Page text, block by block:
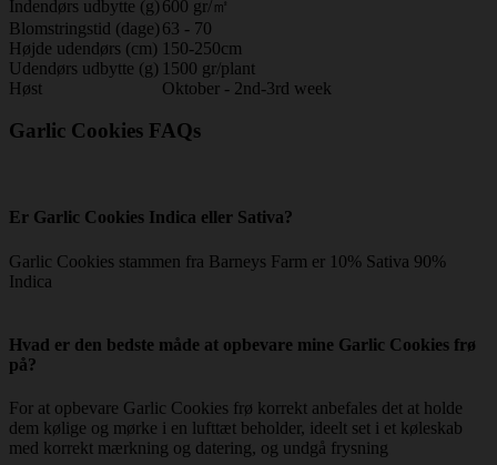
Indendørs udbytte (g) 600 gr/㎡
Blomstringstid (dage) 63 - 70
Højde udendørs (cm) 150-250cm
Udendørs udbytte (g) 1500 gr/plant
Høst
Oktober - 2nd-3rd week
Garlic Cookies FAQs
Er Garlic Cookies Indica eller Sativa?
Garlic Cookies stammen fra Barneys Farm er 10% Sativa 90%
Indica
Hvad er den bedste måde at opbevare mine Garlic Cookies frø
på?
For at opbevare Garlic Cookies frø korrekt anbefales det at holde
dem kølige og mørke i en lufttæt beholder, ideelt set i et køleskab
med korrekt mærkning og datering, og undgå frysning